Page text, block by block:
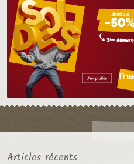
Articles récents